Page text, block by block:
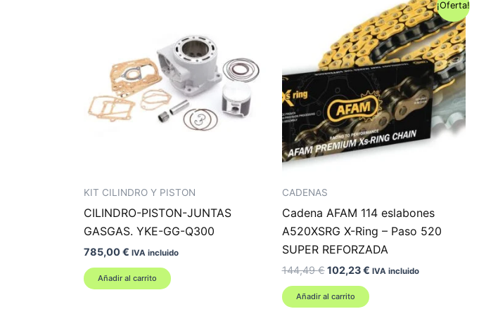
KIT CILINDRO Y PISTON
CILINDRO-PISTON-JUNTAS
GASGAS. YKE-GG-Q300
785,00€ IVA incluido
Añadir al carrito
¡Oferta!
CADENAS
Cadena AFAM 114 eslabones
A520XSRG X-Ring – Paso 520
SUPER REFORZADA
144,49€ El
original
era:
102,23€El
actual
IVA incluido
Añadir al carrito